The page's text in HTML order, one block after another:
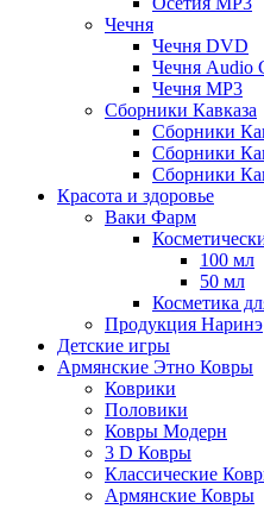
Чечня
Чечня DVD
Чечня Audio
Чечня MP3
Сборники Кавказа
Сборники
Сборники
Сборники
Красота и здоровье
Ваки Фарм
100 мл
50 мл
Косметика
Продукция Наринэ
Детские игры
Армянские Этно Ковры
Коврики
Половики
Ковры Модерн
3 D Ковры
Классические
Армянские Ковры